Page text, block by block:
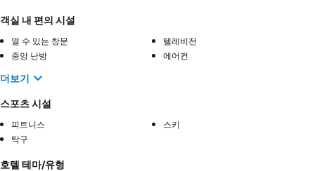
객실 내 편의 시설
열 수 있는 창문
텔레비전
중앙 난방
에어컨
더보기
스포츠 시설
피트니스
스키
탁구
호텔 테마/유형